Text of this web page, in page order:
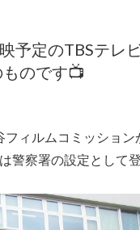
予定のTBSテレ
のです📺
ィルムコミッション
警察署の設定として